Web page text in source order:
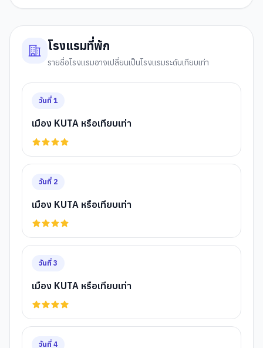
โรงแรมที่พัก
รายชื่อโรงแรมอาจเปลี่ยนเป็นโรงแรมระดับเทียบเท่า
วันที่ 1
เมือง KUTA หรือเทียบเท่า
วันที่ 2
เมือง KUTA หรือเทียบเท่า
วันที่ 3
เมือง KUTA หรือเทียบเท่า
วันที่ 4